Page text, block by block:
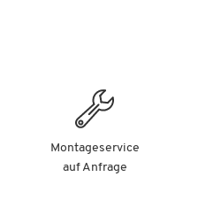
Montageservice
auf Anfrage